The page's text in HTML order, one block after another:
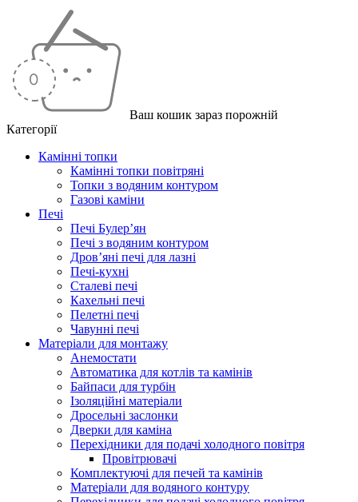
Ваш кошик зараз порожній
Категорії
Камінні топки
Камінні топки повітряні
Топки з водяним контуром
Газові каміни
Печі
Печі Булер’ян
Печі з водяним контуром
Дров’яні печі для лазні
Печі-кухні
Сталеві печі
Кахельні печі
Пелетні печі
Чавунні печі
Матеріали для монтажу
Анемостати
Автоматика для котлів та камінів
Байпаси для турбін
Ізоляційні матеріали
Дросельні заслонки
Дверки для каміна
Перехідники для подачі холодного повітря
Провітрювачі
Комплектуючі для печей та камінів
Матеріали для водяного контуру